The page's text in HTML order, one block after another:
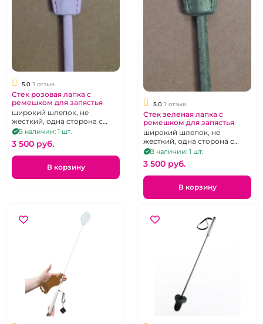
5.0 1 отзыв
Стек розовая лапка с
ремешком для запястья
широкий шлепок, не
жесткий, одна сторона с
выпуклой лапкой, вторая -
В наличии: 1 шт.
3 500 pуб.
В корзину
5.0 1 отзыв
Стек зеленая лапка с
ремешком для запястья
широкий шлепок, не
жесткий, одна сторона с
выпуклой лапкой, вторая -
В наличии: 1 шт.
3 500 pуб.
В корзину